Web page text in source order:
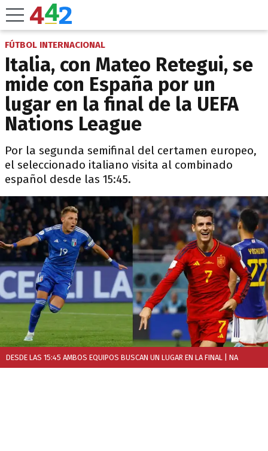
FÚTBOL INTERNACIONAL
Italia, con Mateo Retegui, se
mide con España por un
lugar en la final de la UEFA
Nations League
Por la segunda semifinal del certamen europeo,
el seleccionado italiano visita al combinado
español desde las 15:45.
DESDE LAS 15:45 AMBOS EQUIPOS BUSCAN UN LUGAR EN LA FINAL | NA